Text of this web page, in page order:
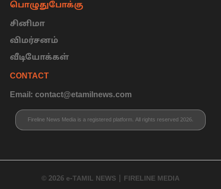
பொழுதுபோக்கு
சினிமா
விமர்சனம்
வீடியோக்கள்
CONTACT
Email: contact@etamilnews.com
Fireline News Media is a registered platform. All rights reserved 2026.
© 2026 e-TAMIL NEWS | FIRELINE MEDIA